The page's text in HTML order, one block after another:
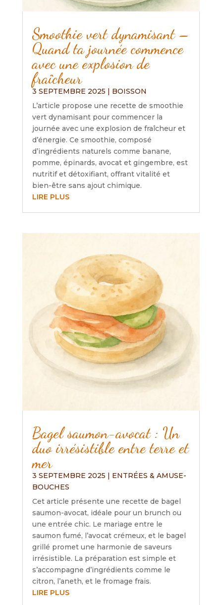
Smoothie vert dynamisant –
Quand ta journée commence
avec une explosion de
fraîcheur
3 SEPTEMBRE 2025 | BOISSON
L’article propose une recette de smoothie
vert dynamisant pour commencer la
journée avec une explosion de fraîcheur et
d’énergie. Ce smoothie, composé
d’ingrédients naturels comme banane,
pomme, épinards, avocat et gingembre, est
nutritif et détoxifiant, offrant vitalité et
bien-être sans ajout chimique.
LIRE PLUS
Bagel saumon-avocat : Un
duo irrésistible entre terre et
mer
3 SEPTEMBRE 2025
ENTRÉES & AMUSE-
BOUCHES
Cet article présente une recette de bagel
saumon-avocat, idéale pour un brunch ou
une entrée chic. Le mariage entre le
saumon fumé, l’avocat crémeux, et le bagel
grillé promet une harmonie de saveurs
irrésistible. La préparation est simple et
s’accompagne d’ingrédients comme le
citron, l’aneth, et le fromage frais.
LIRE PLUS